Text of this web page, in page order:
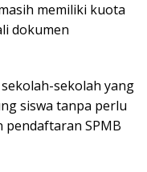
memiliki kuota
dokumen
sekolah yang
siswa tanpa perlu
SPMB